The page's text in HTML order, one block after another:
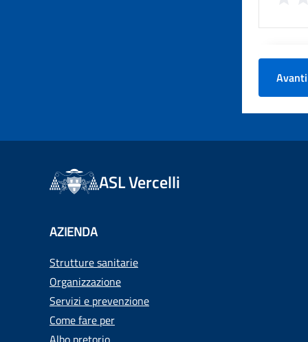
Avanti
ASL Vercelli
AZIENDA
Strutture sanitarie
Organizzazione
Servizi e prevenzione
Come fare per